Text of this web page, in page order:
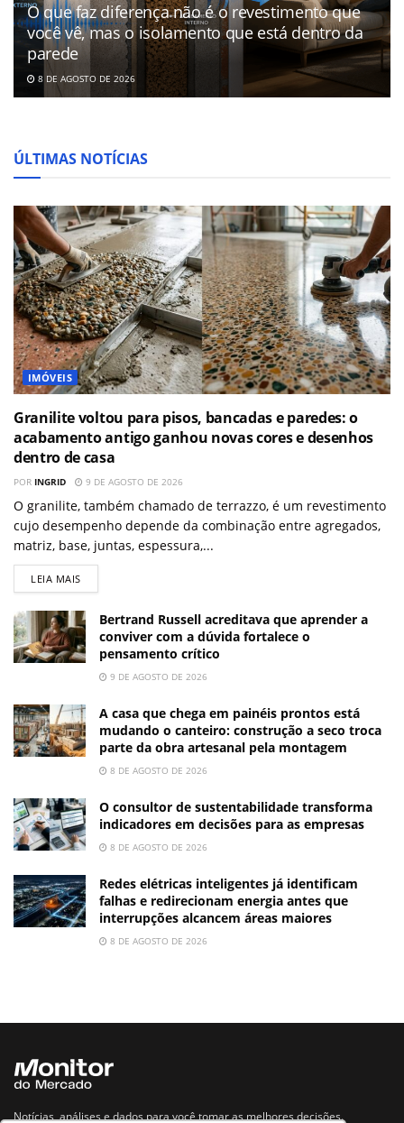
O que faz diferença não é o revestimento que
você vê, mas o isolamento que está dentro da
parede
8 DE AGOSTO DE 2026
ÚLTIMAS NOTÍCIAS
IMÓVEIS
Granilite voltou para pisos, bancadas e paredes: o
acabamento antigo ganhou novas cores e desenhos
dentro de casa
POR INGRID 9 DE AGOSTO DE 2026
O granilite, também chamado de terrazzo, é um revestimento
cujo desempenho depende da combinação entre agregados,
matriz, base, juntas, espessura,...
LEIA MAIS
Bertrand Russell acreditava que aprender a
conviver com a dúvida fortalece o
pensamento crítico
9 DE AGOSTO DE 2026
A casa que chega em painéis prontos está
mudando o canteiro: construção a seco troca
parte da obra artesanal pela montagem
8 DE AGOSTO DE 2026
O consultor de sustentabilidade transforma
indicadores em decisões para as empresas
8 DE AGOSTO DE 2026
Redes elétricas inteligentes já identificam
falhas e redirecionam energia antes que
interrupções alcancem áreas maiores
8 DE AGOSTO DE 2026
Notícias, análises e dados para você tomar as melhores decisões.